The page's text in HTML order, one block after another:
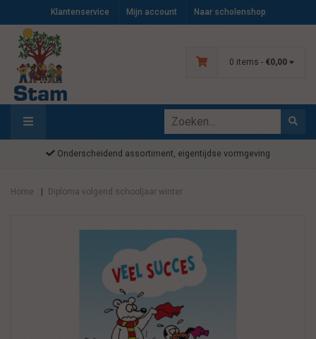
Klantenservice Mijn account Naar scholenshop
0 items - €0,00
Onderscheidend assortiment, eigentijdse vormgeving
Home Diploma volgend schooljaar winter